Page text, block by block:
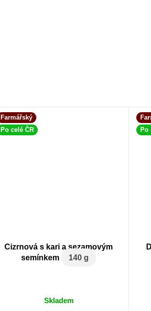
Farmářský
Po celé ČR
Cizrnová s kari a sezamovým
semínkem
140 g
Skladem
Po